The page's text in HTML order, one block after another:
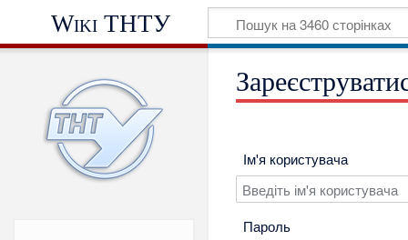
Wiki ТНТУ
Ім'я користувача
Пароль